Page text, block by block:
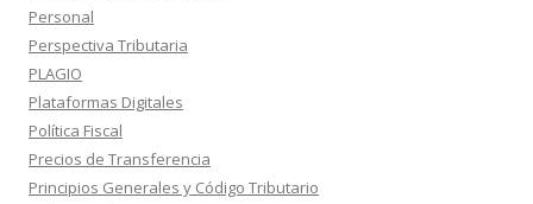
Personal
Perspectiva Tributaria
PLAGIO
Plataformas Digitales
Política Fiscal
Precios de Transferencia
Principios Generales y Código Tributario